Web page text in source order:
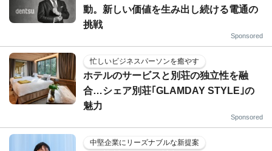
動。新しい価値を生み出し続ける電通の
挑戦
Sponsored
忙しいビジネスパーソンを癒やす
ホテルのサービスと別荘の独立性を融
合…シェア別荘｢GLAMDAY STYLE｣の
魅力
Sponsored
中堅企業にリーズナブルな新提案